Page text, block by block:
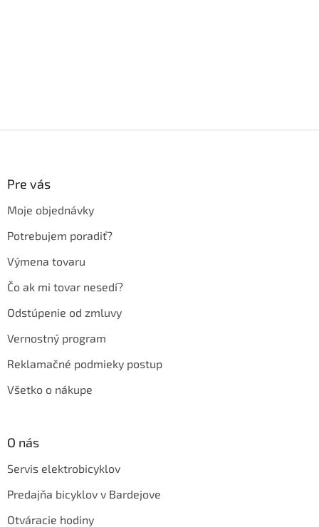
Pre vás
Moje objednávky
Potrebujem poradiť?
Výmena tovaru
Čo ak mi tovar nesedí?
Odstúpenie od zmluvy
Vernostný program
Reklamačné podmieky postup
Všetko o nákupe
O nás
Servis elektrobicyklov
Predajňa bicyklov v Bardejove
Otváracie hodiny